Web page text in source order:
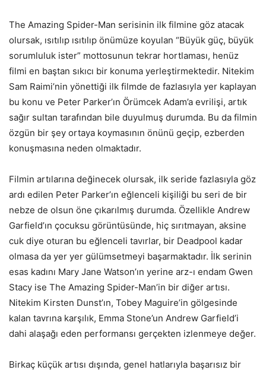
The Amazing Spider-Man serisinin ilk filmine göz atacak
olursak, ısıtılıp ısıtılıp önümüze koyulan “Büyük güç, büyük
sorumluluk ister” mottosunun tekrar hortlaması, henüz
filmi en baştan sıkıcı bir konuma yerleştirmektedir. Nitekim
Sam Raimi’nin yönettiği ilk filmde de fazlasıyla yer kaplayan
bu konu ve Peter Parker’ın Örümcek Adam’a evrilişi, artık
sağır sultan tarafından bile duyulmuş durumda. Bu da filmin
özgün bir şey ortaya koymasının önünü geçip, ezberden
konuşmasına neden olmaktadır.
Filmin artılarına değinecek olursak, ilk seride fazlasıyla göz
ardı edilen Peter Parker’ın eğlenceli kişiliği bu seri de bir
nebze de olsun öne çıkarılmış durumda. Özellikle Andrew
Garfield’ın çocuksu görüntüsünde, hiç sırıtmayan, aksine
cuk diye oturan bu eğlenceli tavırlar, bir Deadpool kadar
olmasa da yer yer gülümsetmeyi başarmaktadır. İlk serinin
esas kadını Mary Jane Watson’ın yerine arz-ı endam Gwen
Stacy ise The Amazing Spider-Man’in bir diğer artısı.
Nitekim Kirsten Dunst’ın, Tobey Maguire’in gölgesinde
kalan tavrına karşılık, Emma Stone’un Andrew Garfield’i
dahi alaşağı eden performansı gerçekten izlenmeye değer.
Birkaç küçük artısı dışında, genel hatlarıyla başarısız bir